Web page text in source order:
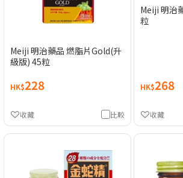
Meiji 明治藥品 燃脂片Gold(升
級版) 45粒
HK$228
比較
收藏
Meiji 明治
粒
HK$268
收藏